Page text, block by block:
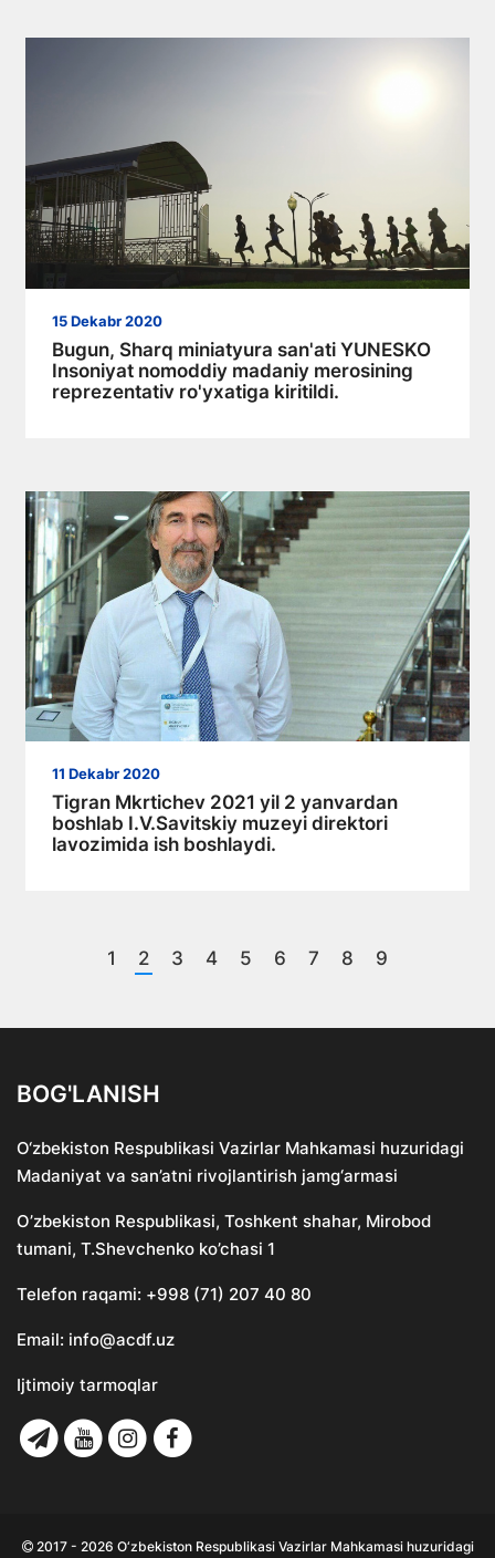
15 Dekabr 2020
Bugun, Sharq miniatyura san'ati YUNESKO
Insoniyat nomoddiy madaniy merosining
reprezentativ ro'yxatiga kiritildi.
11 Dekabr 2020
Tigran Mkrtichev 2021 yil 2 yanvardan
boshlab I.V.Savitskiy muzeyi direktori
lavozimida ish boshlaydi.
1 2 3 4 5 6 7 8 9
BOG'LANISH
O‘zbekiston Respublikasi Vazirlar Mahkamasi huzuridagi
Madaniyat va san’atni rivojlantirish jamg‘armasi
O’zbekiston Respublikasi, Toshkent shahar, Mirobod
tumani, T.Shevchenko ko’chasi 1
Telefon raqami: +998 (71) 207 40 80
Email: info@acdf.uz
Ijtimoiy tarmoqlar
2017 - 2026 O‘zbekiston Respublikasi Vazirlar Mahkamasi huzuridagi